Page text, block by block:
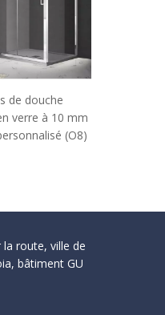
de douche coulissante
verre de salle de bain 8 mm
de salle de bain (YT-P22)
route, ville de
bâtiment GU